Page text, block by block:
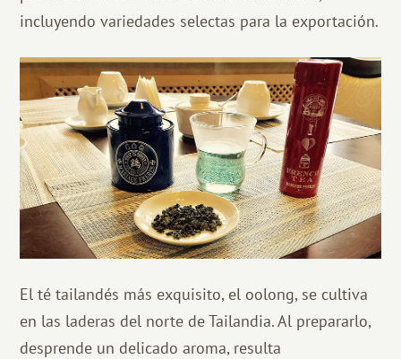
incluyendo variedades selectas para la exportación.
El té tailandés más exquisito, el oolong, se cultiva
en las laderas del norte de Tailandia. Al prepararlo,
desprende un delicado aroma, resulta